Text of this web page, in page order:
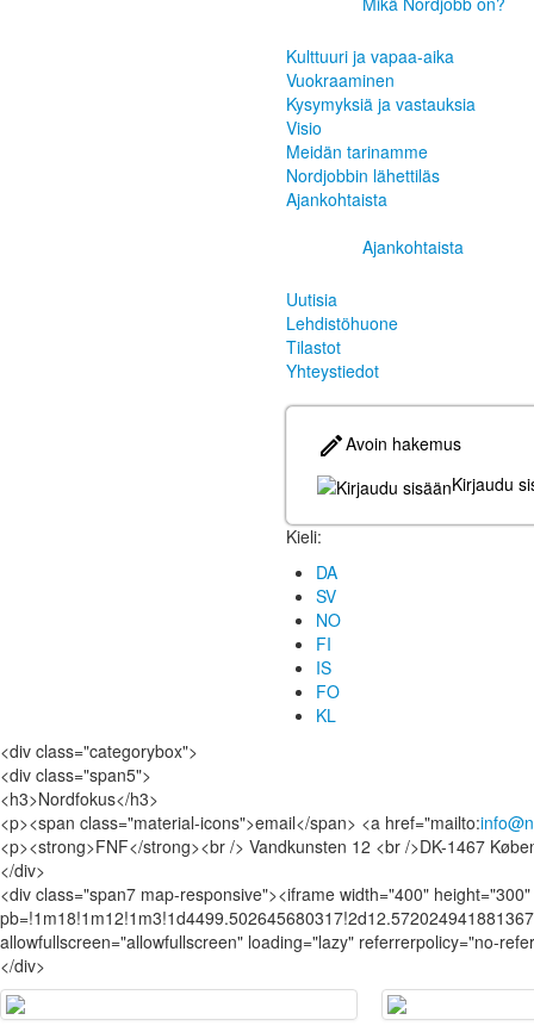
Kulttuuri ja vapaa-aika
Vuokraaminen
Kysymyksiä ja vastauksia
Visio
Meidän tarinamme
Nordjobbin lähettiläs
Ajankohtaista
Ajankohtaista
Uutisia
Lehdistöhuone
Tilastot
Yhteystiedot
Avoin hakemus
Kirjaudu
Kieli:
DA
SV
NO
FI
IS
FO
KL
<div class="categorybox">
<div class="span5">
<h3>Nordfokus</h3>
<p><span class="material-icons">email</span> <a href="mailto:
<p><strong>FNF</strong><br /> Vandkunsten 12 <br />DK-1467
</div>
<div class="span7 map-responsive"><iframe width="400"
allowfullscreen="allowfullscreen" loading="lazy" referrerpolicy="no-
</div>